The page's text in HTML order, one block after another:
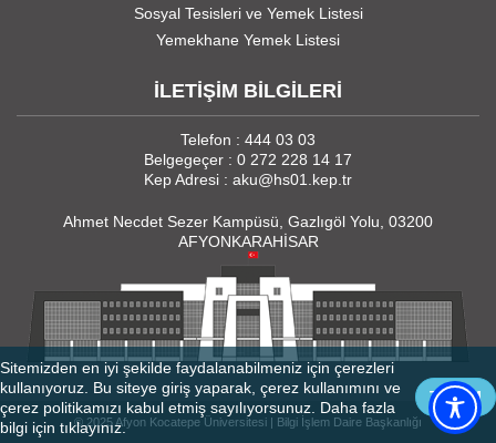
Sitemizden en iyi şekilde faydalanabilmeniz için çerezleri
kullanıyoruz. Bu siteye giriş yaparak, çerez kullanımını ve
çerez politikamızı kabul etmiş sayılıyorsunuz. Daha fazla
bilgi için tıklayınız.
TAMAM
Sosyal Tesisleri ve Yemek Listesi
Yemekhane Yemek Listesi
İLETİŞİM BİLGİLERİ
Telefon : 444 03 03
Belgegeçer : 0 272 228 14 17
Kep Adresi : aku@hs01.kep.tr
Ahmet Necdet Sezer Kampüsü, Gazlıgöl Yolu, 03200
AFYONKARAHİSAR
© 2025 Afyon Kocatepe Üniversitesi | Bilgi İşlem Daire Başkanlığı